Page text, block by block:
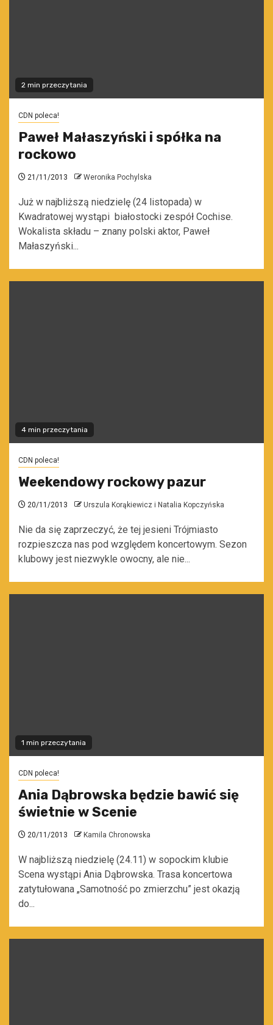
2 min przeczytania
CDN poleca!
Paweł Małaszyński i spółka na
rockowo
21/11/2013 Weronika Pochylska
Już w najbliższą niedzielę (24 listopada) w
Kwadratowej wystąpi białostocki zespół Cochise.
Wokalista składu – znany polski aktor, Paweł
Małaszyński...
4 min przeczytania
CDN poleca!
Weekendowy rockowy pazur
20/11/2013 Urszula Korąkiewicz i Natalia Kopczyńska
Nie da się zaprzeczyć, że tej jesieni Trójmiasto
rozpieszcza nas pod względem koncertowym. Sezon
klubowy jest niezwykle owocny, ale nie...
1 min przeczytania
CDN poleca!
Ania Dąbrowska będzie bawić się
świetnie w Scenie
20/11/2013 Kamila Chronowska
W najbliższą niedzielę (24.11) w sopockim klubie
Scena wystąpi Ania Dąbrowska. Trasa koncertowa
zatytułowana „Samotność po zmierzchu” jest okazją
do...